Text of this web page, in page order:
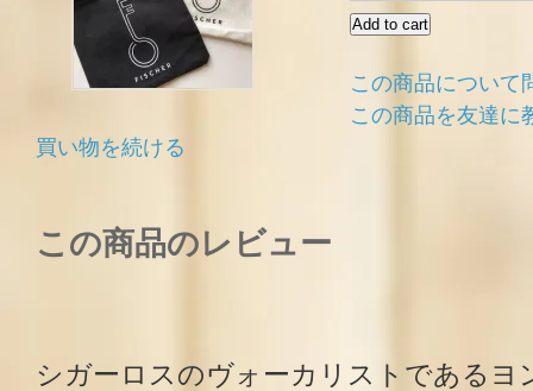
この商品について
この商品を友達に
買い物を続ける
この商品のレビュー
シガーロスのヴォーカリストであるヨ